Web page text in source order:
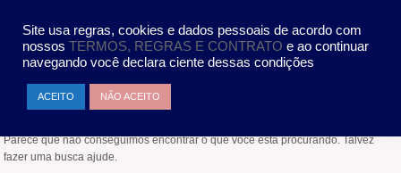
conteúdo
Nada encontrado
Parece que não conseguimos encontrar o que você está procurando. Talvez
fazer uma busca ajude.
Site usa regras, cookies e dados pessoais de acordo com
nossos TERMOS, REGRAS E CONTRATO e ao continuar
navegando você declara ciente dessas condições
ACEITO NÃO ACEITO